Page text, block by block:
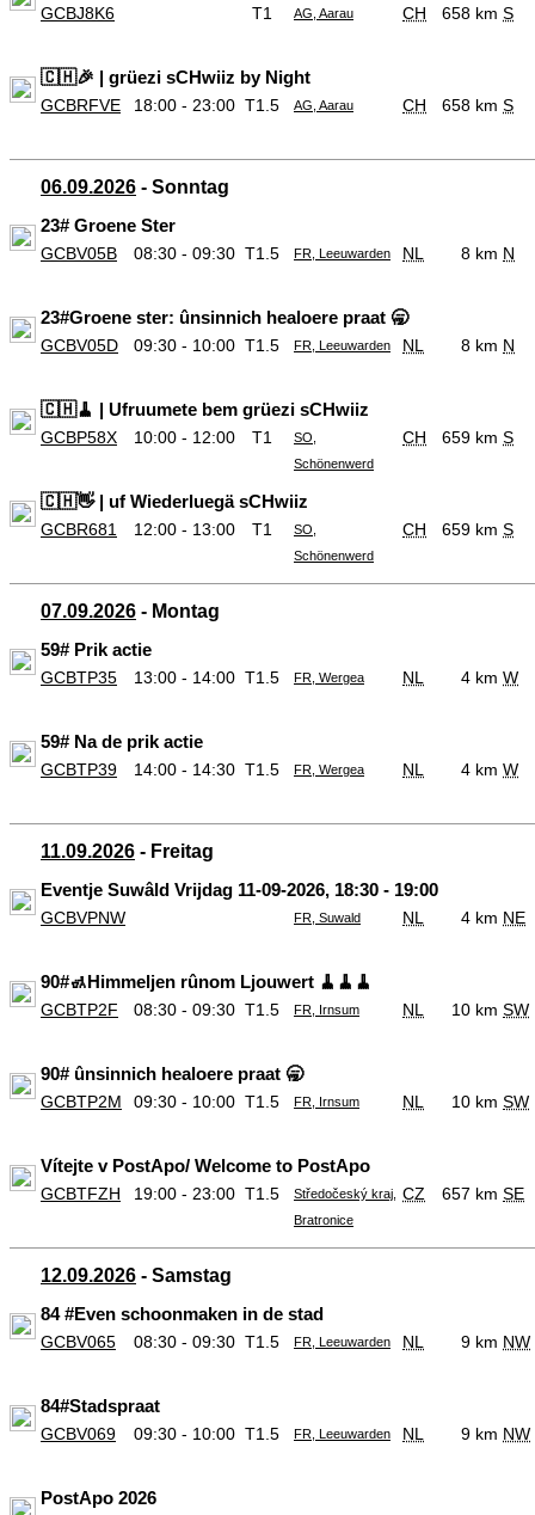
GCBJ8K6 T1 AG, Aarau CH 658 km S
🇨🇭🎉 | grüezi sCHwiiz by Night
GCBRFVE 18:00 - 23:00 T1.5 AG, Aarau CH 658 km S
06.09.2026 - Sonntag
23# Groene Ster
GCBV05B 08:30 - 09:30 T1.5 FR, Leeuwarden NL 8 km N
23#Groene ster: ûnsinnich healoere praat 🥱
GCBV05D 09:30 - 10:00 T1.5 FR, Leeuwarden NL 8 km N
🇨🇭🧹 | Ufruumete bem grüezi sCHwiiz
GCBP58X 10:00 - 12:00 T1
SO,
Schönenwerd
CH 659 km S
🇨🇭👋 | uf Wiederluegä sCHwiiz
GCBR681 12:00 - 13:00 T1
SO,
Schönenwerd
CH 659 km S
07.09.2026 - Montag
59# Prik actie
GCBTP35 13:00 - 14:00 T1.5 FR, Wergea NL 4 km W
59# Na de prik actie
GCBTP39 14:00 - 14:30 T1.5 FR, Wergea NL 4 km W
11.09.2026 - Freitag
Eventje Suwâld Vrijdag 11-09-2026, 18:30 - 19:00
GCBVPNW FR, Suwald NL 4 km NE
90#🚮Himmeljen rûnom Ljouwert 🧹🧹🧹
GCBTP2F 08:30 - 09:30 T1.5 FR, Irnsum NL 10 km SW
90# ûnsinnich healoere praat 🥱
GCBTP2M 09:30 - 10:00 T1.5 FR, Irnsum NL 10 km SW
Vítejte v PostApo/ Welcome to PostApo
GCBTFZH 19:00 - 23:00 T1.5
Středočeský kraj,
Bratronice
CZ 657 km SE
12.09.2026 - Samstag
84 #Even schoonmaken in de stad
GCBV065 08:30 - 09:30 T1.5 FR, Leeuwarden NL 9 km NW
84#Stadspraat
GCBV069 09:30 - 10:00 T1.5 FR, Leeuwarden NL 9 km NW
PostApo 2026